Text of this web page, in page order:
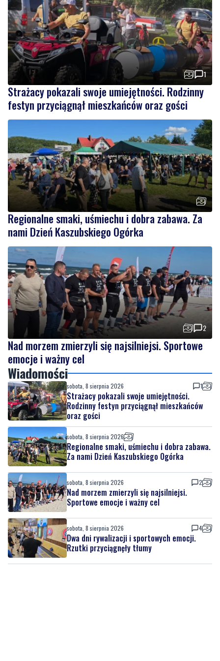
1
Strażacy pokazali swoje umiejętności. Rodzinny
festyn przyciągnął mieszkańców oraz gości
Regionalne smaki, uśmiechu i dobra zabawa. Za
nami Dzień Kaszubskiego Ogórka
2
Nad morzem zmierzyli się najsilniejsi. Sportowe
emocje i ważny cel
Wiadomości
sobota, 8 sierpnia 2026 1
Strażacy pokazali swoje umiejętności.
Rodzinny festyn przyciągnął mieszkańców
oraz gości
sobota, 8 sierpnia 2026
Regionalne smaki, uśmiechu i dobra zabawa.
Za nami Dzień Kaszubskiego Ogórka
sobota, 8 sierpnia 2026 2
Nad morzem zmierzyli się najsilniejsi.
Sportowe emocje i ważny cel
sobota, 8 sierpnia 2026 4
Dwa dni rywalizacji i sportowych emocji.
Rzutki przyciągnęły tłumy